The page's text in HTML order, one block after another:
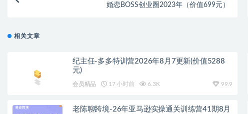
婚恋BOSS创业圈2023年（价值699元）
相关文章
纪主任-多多特训营2026年8月7更新(价值5288
元)
会员精品 17 小时前 6.3K 99.9
老陈聊跨境-26年亚马逊实操通关训练营41期8月